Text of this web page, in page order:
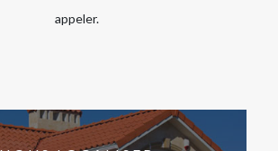
appeler.